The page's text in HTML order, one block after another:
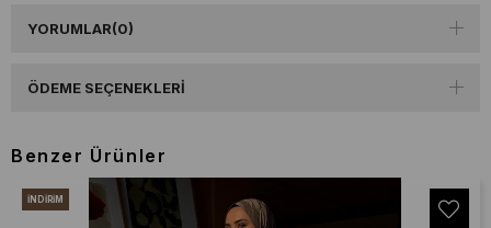
YORUMLAR(0)
ÖDEME SEÇENEKLERI
Benzer Ürünler
İNDIRIM